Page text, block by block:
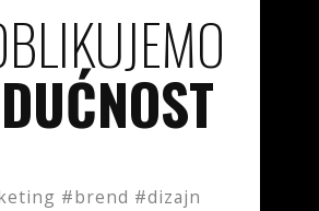
#brend #dizajn